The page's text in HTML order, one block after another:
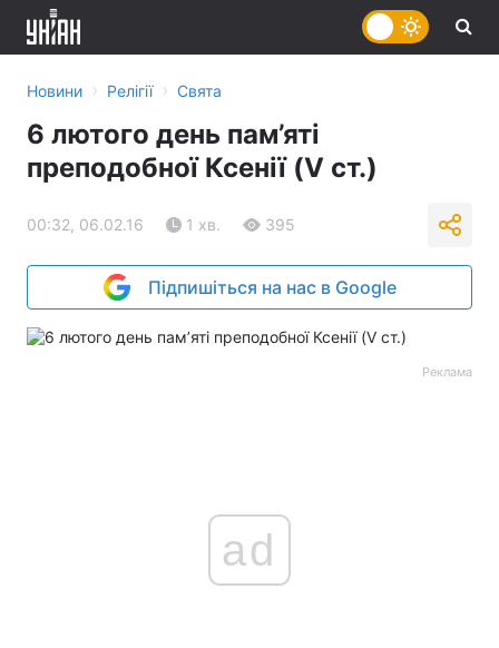
Новини › Релігії › Свята
6 лютого день пам’яті
преподобної Ксенії (V ст.)
00:32, 06.02.16 1 хв. 395
Підпишіться на нас в Google
Реклама
ad